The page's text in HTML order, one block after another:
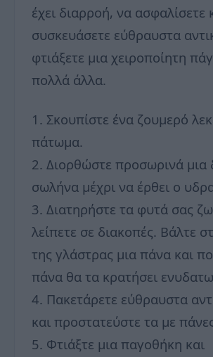
έχει διαρροή, να ασφαλίσετε
συσκευάσετε εύθραυστα
φτιάξετε μια χειροποίητη
πολλά άλλα.
1. Σκουπίστε ένα ζουμερό
πάτωμα.
2. Διορθώστε προσωρινά μια
σωλήνα μέχρι να έρθει ο
3. Διατηρήστε τα φυτά σας
λείπετε σε διακοπές. Βάλτε
της γλάστρας μια πάνα και
πάνα θα τα κρατήσει
4. Πακετάρετε εύθραυστα
και προστατεύστε τα με
5. Φτιάξτε μια παγοθήκη και